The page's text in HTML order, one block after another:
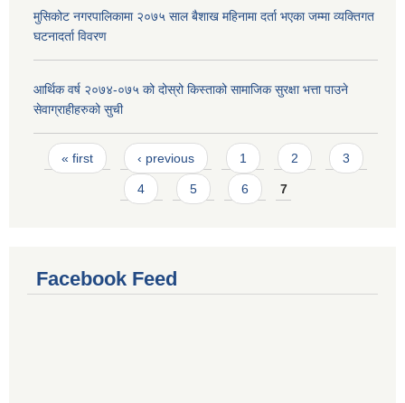
मुसिकोट नगरपालिकामा २०७५ साल बैशाख महिनामा दर्ता भएका जम्मा व्यक्तिगत
घटनादर्ता विवरण
आर्थिक वर्ष २०७४-०७५ को दोस्रो किस्ताको सामाजिक सुरक्षा भत्ता पाउने
सेवाग्राहीहरुको सुची
Pages
« first ‹ previous 1 2 3
4 5 6 7
Facebook Feed